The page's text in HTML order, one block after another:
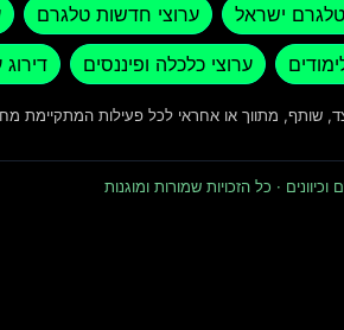
טלגרם ישראל ערוצי חדשות טלגרם
ערוצי כלכלה ופיננסים
צד, שותף, מתווך או אחראי לכל פעילות